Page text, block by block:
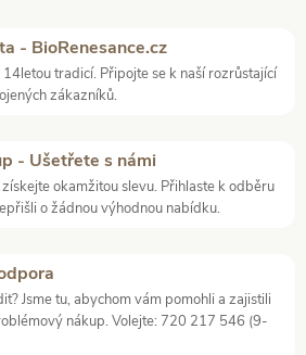
- BioRenesance.cz
tradicí. Připojte se k naší rozrůstající
zákazníků.
- Ušetřete s námi
okamžitou slevu. Přihlaste k odběru
o žádnou výhodnou nabídku.
Jsme tu, abychom vám pomohli a zajistili
nákup. Volejte: 720 217 546 (9-